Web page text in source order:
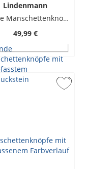
Lindenmann
Runde Manschettenknöpfe mit eingefasstem Schmuckstein
49,99 €